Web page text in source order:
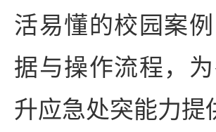
活易懂的校园案
据与操作流程，
升应急处突能力